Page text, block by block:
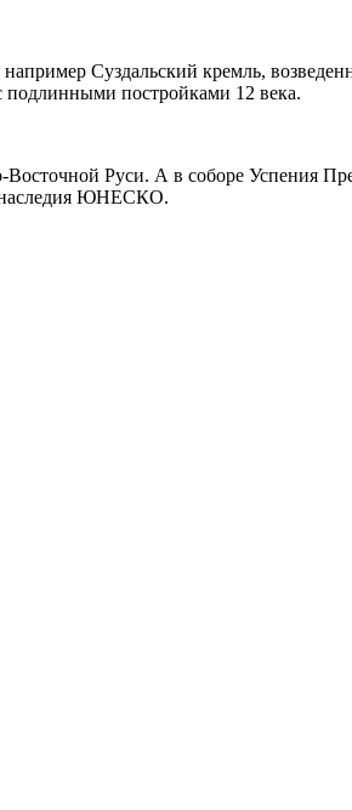
Суздальский кремль,
подлинными постройками 12 века.
Руси. А в соборе Успения
наследия ЮНЕСКО.